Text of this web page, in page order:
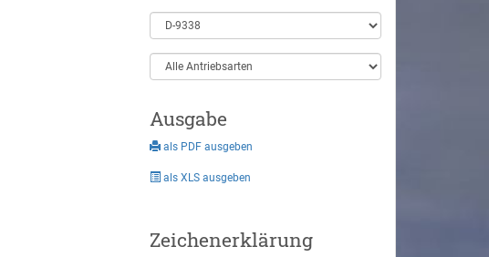
Ausgabe
als PDF ausgeben
als XLS ausgeben
Zeichenerklärung